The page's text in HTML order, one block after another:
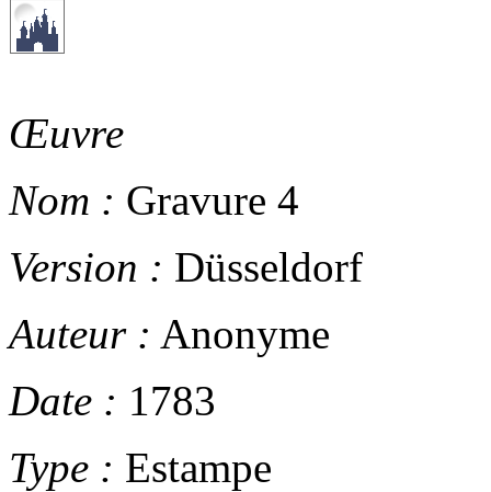
Œuvre
Nom : Gravure 4
Version : Düsseldorf
Auteur : Anonyme
Date : 1783
Type : Estampe